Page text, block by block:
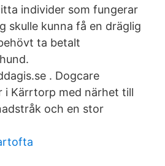
individer som fungerar
skulle kunna få en dräglig
ta betalt
. Dogcare
i Kärrtorp med närhet till
och en stor